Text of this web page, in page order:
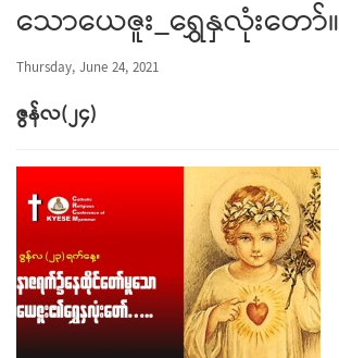
သောယေဇူး_ရွှေနှလုံးတော်။
Thursday, June 24, 2021
ဇွန်လ(၂၄)